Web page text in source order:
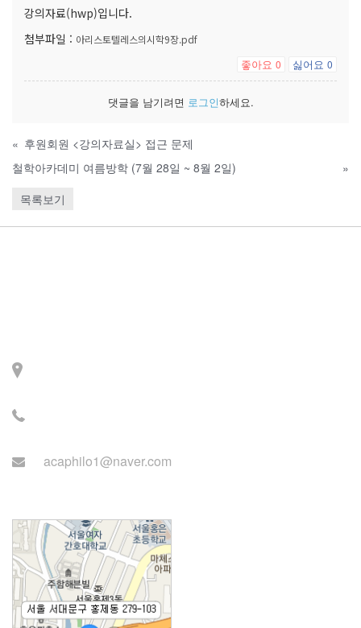
강의자료(hwp)입니다.
첨부파일 : 아리스토텔레스의시학9장.pdf
좋아요 0 싫어요 0
댓글을 남기려면 로그인하세요.
« 후원회원 <강의자료실> 접근 문제
철학아카데미 여름방학 (7월 28일 ~ 8월 2일)
»
목록보기
acaphilo1@naver.com